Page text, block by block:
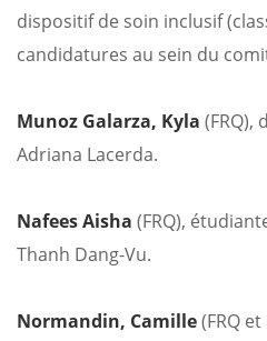
dispositif de soin inclusif
candidatures au sein du
Munoz Galarza, Kyla (FRQ),
Adriana Lacerda.
Nafees Aisha (FRQ),
Thanh Dang-Vu.
Normandin, Camille(FRQ